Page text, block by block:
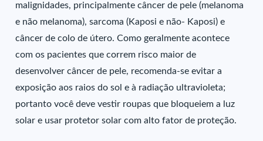
malignidades, principalmente câncer de pele (melanoma
e não melanoma), sarcoma (Kaposi e não- Kaposi) e
câncer de colo de útero. Como geralmente acontece
com os pacientes que correm risco maior de
desenvolver câncer de pele, recomenda-se evitar a
exposição aos raios do sol e à radiação ultravioleta;
portanto você deve vestir roupas que bloqueiem a luz
solar e usar protetor solar com alto fator de proteção.